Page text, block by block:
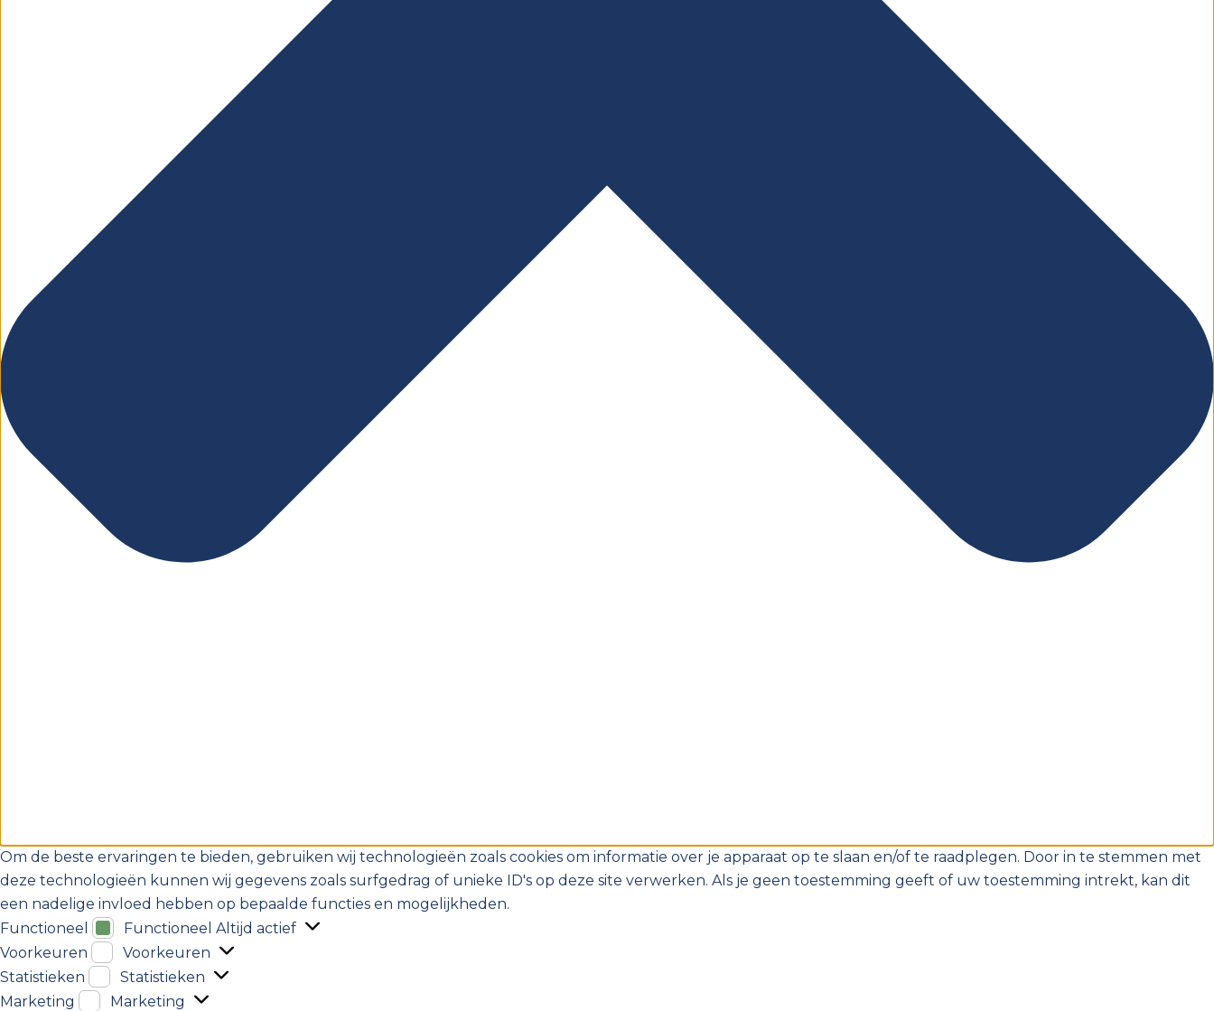
Om de beste ervaringen te bieden, gebruiken wij technologieën zoals cookies om informatie over je apparaat op te slaan en/of te raadplegen. Door in te stemmen met
deze technologieën kunnen wij gegevens zoals surfgedrag of unieke ID's op deze site verwerken. Als je geen toestemming geeft of uw toestemming intrekt, kan dit
een nadelige invloed hebben op bepaalde functies en mogelijkheden.
Functioneel
Functioneel Altijd actief
Voorkeuren
Voorkeuren
Statistieken
Statistieken
Marketing
Marketing